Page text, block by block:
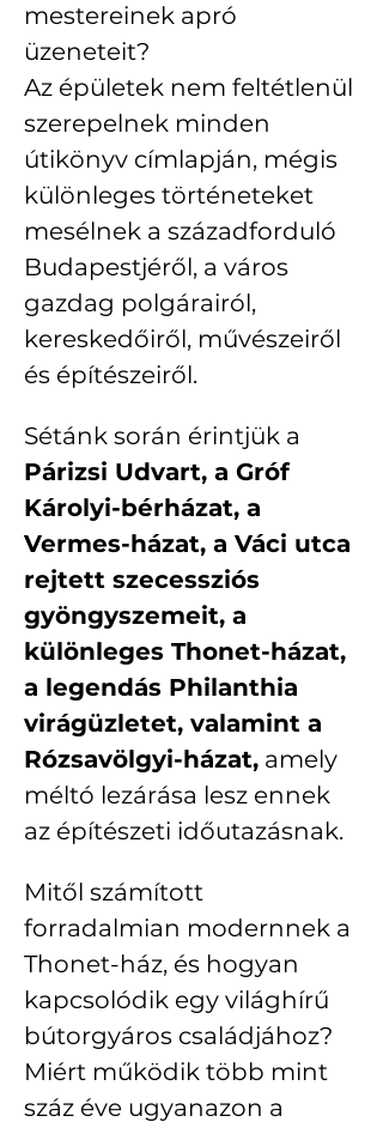
mestereinek apró
üzeneteit?
Az épületek nem feltétlenül
szerepelnek minden
útikönyv címlapján, mégis
különleges történeteket
mesélnek a századforduló
Budapestjéről, a város
gazdag polgárairól,
kereskedőiről, művészeiről
és építészeiről.
Sétánk során érintjük a
Párizsi Udvart, a Gróf
Károlyi-bérházat, a
Vermes-házat, a Váci utca
rejtett szecessziós
gyöngyszemeit, a
különleges Thonet-házat,
a legendás Philanthia
virágüzletet, valamint a
Rózsavölgyi-házat, amely
méltó lezárása lesz ennek
az építészeti időutazásnak.
Mitől számított
forradalmian modernnek a
Thonet-ház, és hogyan
kapcsolódik egy világhírű
bútorgyáros családjához?
Miért működik több mint
száz éve ugyanazon a